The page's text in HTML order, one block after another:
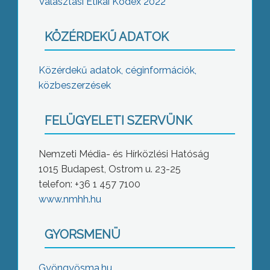
KÖZÉRDEKŰ ADATOK
Közérdekű adatok, céginformációk,
közbeszerzések
FELÜGYELETI SZERVÜNK
Nemzeti Média- és Hírközlési Hatóság
1015 Budapest, Ostrom u. 23-25
telefon: +36 1 457 7100
www.nmhh.hu
GYORSMENÜ